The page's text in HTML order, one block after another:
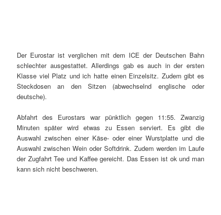
Der Eurostar ist verglichen mit dem ICE der Deutschen Bahn
schlechter ausgestattet. Allerdings gab es auch in der ersten
Klasse viel Platz und ich hatte einen Einzelsitz. Zudem gibt es
Steckdosen an den Sitzen (abwechselnd englische oder
deutsche).
Abfahrt des Eurostars war pünktlich gegen 11:55. Zwanzig
Minuten später wird etwas zu Essen serviert. Es gibt die
Auswahl zwischen einer Käse- oder einer Wurstplatte und die
Auswahl zwischen Wein oder Softdrink. Zudem werden im Laufe
der Zugfahrt Tee und Kaffee gereicht. Das Essen ist ok und man
kann sich nicht beschweren.